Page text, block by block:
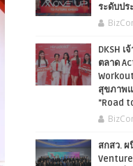
ระดับป
DKSH
ตลาด
สุขภาพแ
"Road
สกสว. ผ